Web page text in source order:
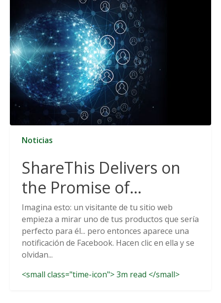
Noticias
ShareThis Delivers on
the Promise of
Cookieless Data
Solutions
Imagina esto: un visitante de tu sitio web
empieza a mirar uno de tus productos que sería
perfecto para él... pero entonces aparece una
notificación de Facebook. Hacen clic en ella y se
olvidan...
<small class="time-icon"> 3m read </small>